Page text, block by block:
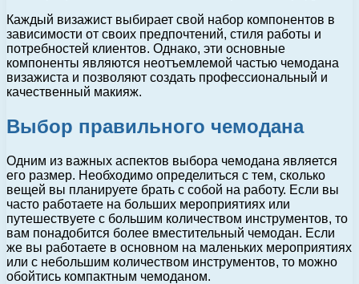
Каждый визажист выбирает свой набор компонентов в
зависимости от своих предпочтений, стиля работы и
потребностей клиентов. Однако, эти основные
компоненты являются неотъемлемой частью чемодана
визажиста и позволяют создать профессиональный и
качественный макияж.
Выбор правильного чемодана
Одним из важных аспектов выбора чемодана является
его размер. Необходимо определиться с тем, сколько
вещей вы планируете брать с собой на работу. Если вы
часто работаете на больших мероприятиях или
путешествуете с большим количеством инструментов, то
вам понадобится более вместительный чемодан. Если
же вы работаете в основном на маленьких мероприятиях
или с небольшим количеством инструментов, то можно
обойтись компактным чемоданом.